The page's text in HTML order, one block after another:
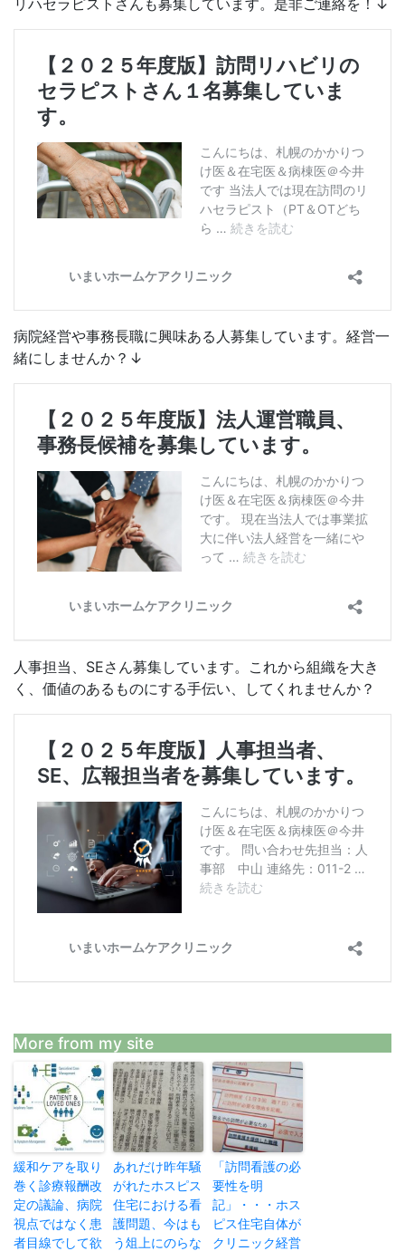
病院経営や事務長職に興味ある人募集しています。経営一
緒にしませんか？↓
人事担当、SEさん募集しています。これから組織を大き
く、価値のあるものにする手伝い、してくれませんか？
More from my site
緩和ケアを取り
巻く診療報酬改
定の議論、病院
視点ではなく患
者目線でして欲
あれだけ昨年騒
がれたホスピス
住宅における看
護問題、今はも
う俎上にのらな
「訪問看護の必
要性を明
記」・・・ホス
ピス住宅自体が
クリニック経営